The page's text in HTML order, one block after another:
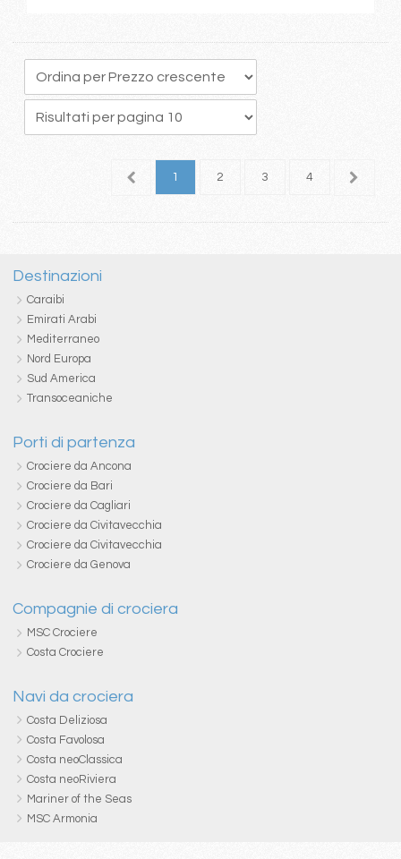
1 2 3 4 5
Destinazioni
Caraibi
Emirati Arabi
Mediterraneo
Nord Europa
Sud America
Transoceaniche
Porti di partenza
Crociere da Ancona
Crociere da Bari
Crociere da Cagliari
Crociere da Civitavecchia
Crociere da Civitavecchia
Crociere da Genova
Compagnie di crociera
MSC Crociere
Costa Crociere
Navi da crociera
Costa Deliziosa
Costa Favolosa
Costa neoClassica
Costa neoRiviera
Mariner of the Seas
MSC Armonia